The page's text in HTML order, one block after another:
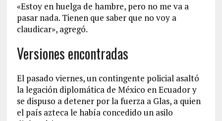
«Estoy en huelga de hambre, pero no me va a
pasar nada. Tienen que saber que no voy a
claudicar», agregó.
Versiones encontradas
El pasado viernes, un contingente policial asaltó
la legación diplomática de México en Ecuador y
se dispuso a detener por la fuerza a Glas, a quien
el país azteca le había concedido un asilo